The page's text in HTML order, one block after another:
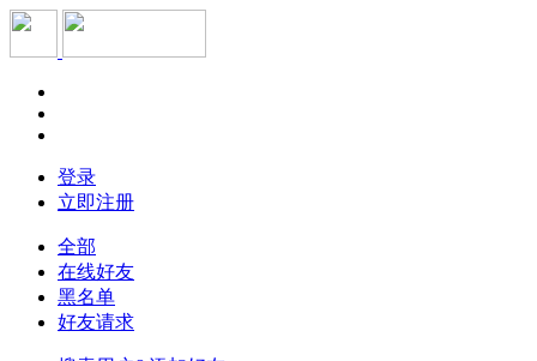
登录
立即注册
全部
在线好友
黑名单
好友请求